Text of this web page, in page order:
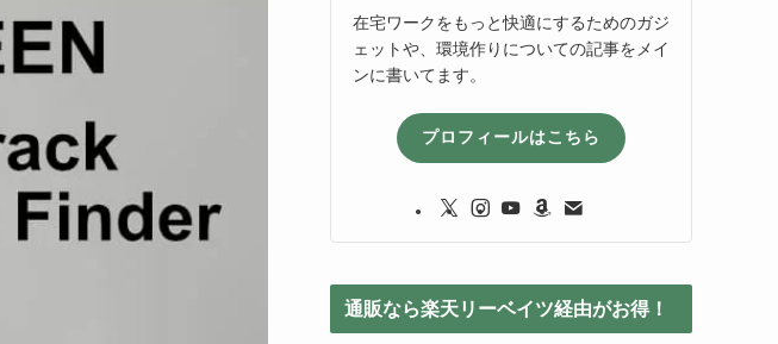
在宅ワークをもっと快適にするためのガジ
ェットや、環境作りについての記事をメイ
ンに書いてます。
プロフィールはこちら
通販なら楽天リーベイツ経由がお得！